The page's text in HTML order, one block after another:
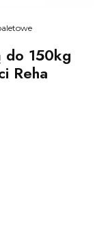
do 150kg
Reha